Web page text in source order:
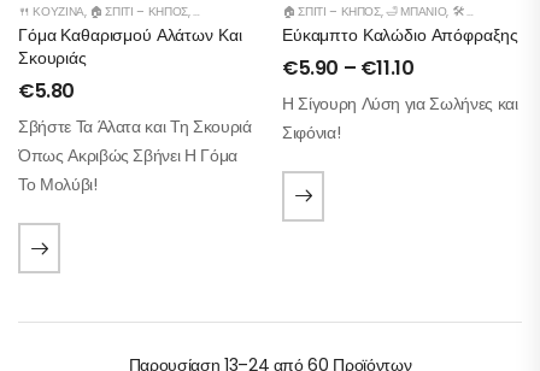
🍴 ΚΟΥΖΊΝΑ, 🏠 ΣΠΊΤΙ – ΚΉΠΟΣ,🛁 ΜΠΆΝΙΟ 🛠️ ΕΡΓΑΛΕΊΑ
Γόμα Καθαρισμού Αλάτων Και
Σκουριάς
€5.80
Σβήστε Τα Άλατα και Τη Σκουριά
Όπως Ακριβώς Σβήνει Η Γόμα
Το Μολύβι!
🏠 ΣΠΊΤΙ – ΚΉΠΟΣ,🛁 ΜΠΆΝΙΟ, 🛠️ ΕΡΓΑΛΕΊΑ
Εύκαμπτο Καλώδιο Απόφραξης
€5.90 – €11.10
Η Σίγουρη Λύση για Σωλήνες και
Σιφόνια!
Παρουσίαση 13–24 από 60 Προϊόντων